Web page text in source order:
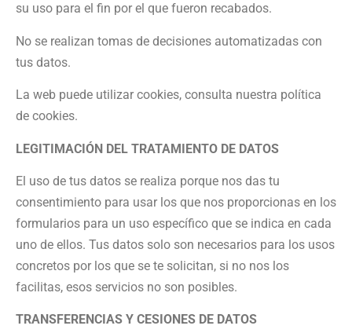
su uso para el fin por el que fueron recabados.
No se realizan tomas de decisiones automatizadas con
tus datos.
La web puede utilizar cookies, consulta nuestra política
de cookies.
LEGITIMACIÓN DEL TRATAMIENTO DE DATOS
El uso de tus datos se realiza porque nos das tu
consentimiento para usar los que nos proporcionas en los
formularios para un uso específico que se indica en cada
uno de ellos. Tus datos solo son necesarios para los usos
concretos por los que se te solicitan, si no nos los
facilitas, esos servicios no son posibles.
TRANSFERENCIAS Y CESIONES DE DATOS